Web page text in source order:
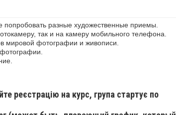
разные художественные приемы.
так и на камеру мобильного телефона.
мировой фотографии и живописи.
реєстрацію на курс, група стартує по